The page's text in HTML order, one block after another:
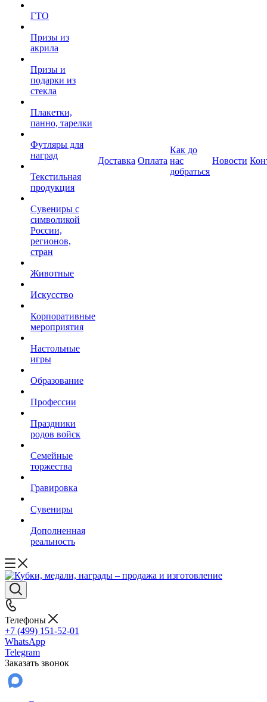
ГТО
Призы из
акрила
Призы и
подарки из
стекла
Плакетки,
панно, тарелки
Футляры для
наград
Текстильная
продукция
Сувениры с
символикой
России,
регионов,
стран
Животные
Искусство
Корпоративные
мероприятия
Настольные
игры
Образование
Профессии
Праздники
родов войск
Семейные
торжества
Гравировка
Сувениры
Дополненная
реальность
Доставка Оплата
Как до
нас
добраться
Новости
Телефоны
+7 (499) 151-52-01
WhatsApp
Telegram
Заказать звонок